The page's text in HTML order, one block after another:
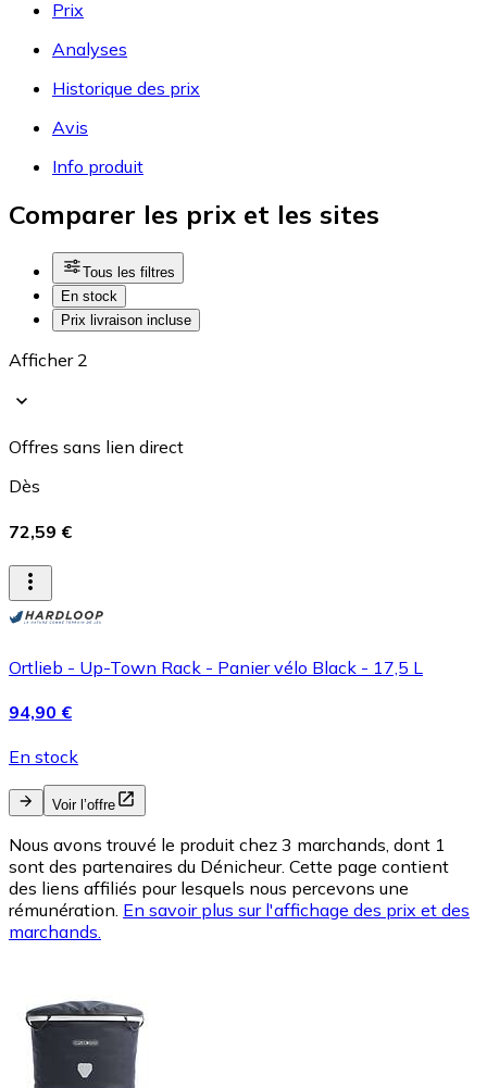
Prix
Analyses
Historique des prix
Avis
Info produit
Comparer les prix et les sites
Tous les filtres
En stock
Prix livraison incluse
Afficher 2
Offres sans lien direct
Dès
72,59 €
Ortlieb - Up-Town Rack - Panier vélo Black - 17,5 L
94,90 €
En stock
Voir l’offre
Nous avons trouvé le produit chez 3 marchands, dont 1
sont des partenaires du Dénicheur. Cette page contient
des liens affiliés pour lesquels nous percevons une
rémunération. En savoir plus sur l'affichage des prix et des
marchands.